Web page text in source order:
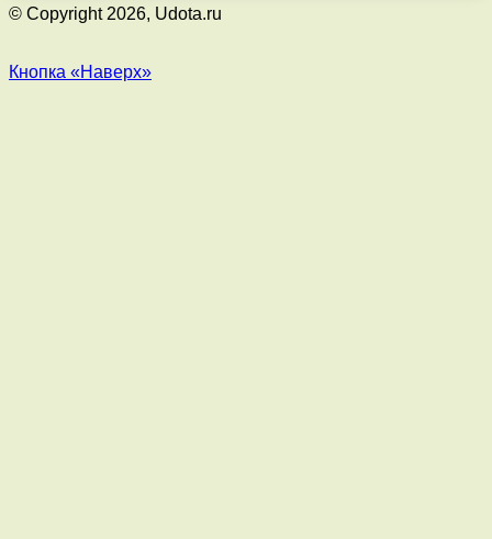
© Copyright 2026, Udota.ru
Кнопка «Наверх»